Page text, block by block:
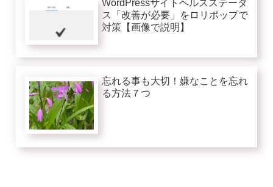
WordPressサイトヘルスステータ
ス「改善が必要」をロリポップで
対策【画像で説明】
忘れる事も大切！嫌なことを忘れ
る方法７つ